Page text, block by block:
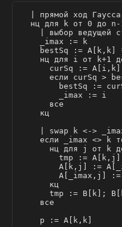
| прямой ход
нц для k от 0 до n-
| выбор ведущей
    _imax := k
bestSq := A[k,k]
нц для i от k+1
curSq := A[i,k]
если curSq >
bestSq :=
        _imax := i
      все
    кц
| swap k <->
если _imax <> k
нц для j от k
        tmp := A[k,j]
A[k,j] :=
A[_imax,j] :=
      кц
tmp := B[k];
    все
    p := A[k,k]